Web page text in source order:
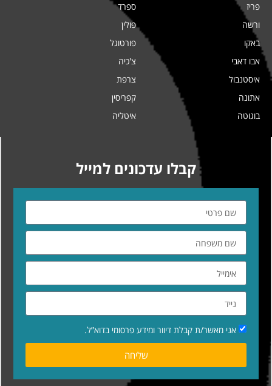
פריז
ורשה
באקו
אבו דאבי
איסטנבול
אתונה
בוגוטה
ספרד
פולין
פורטוגל
צ'כיה
צרפת
קפריסין
איטליה
קבלו עדכונים למייל
אני מאשר/ת קבלת דיוור ומידע פרסומי בדוא”ל.
שליחה